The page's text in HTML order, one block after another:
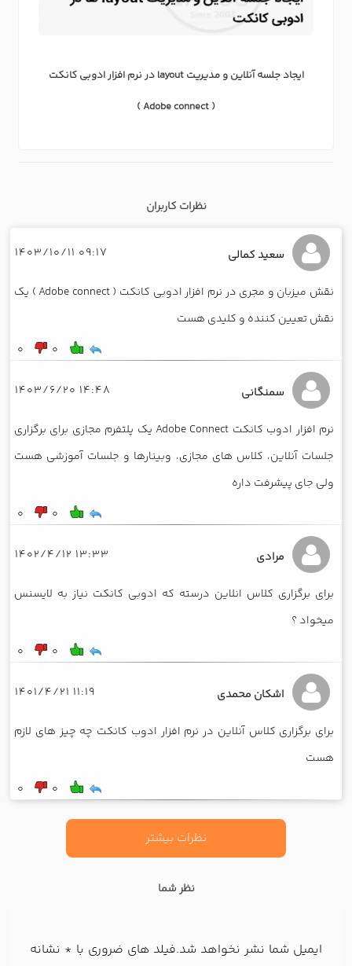
ایجاد جلسه آنلاین و مدیریت layout در نرم افزار ادوبی کانکت
( Adobe connect )
نظرات کاربران
سعید کمالی 09:17 1403/10/11
نقش میزبان و مجری در نرم افزار ادوبی کانکت ( Adobe connect ) یک
نقش تعیین کننده و کلیدی هست
0
0
سمنگانی 14:48 1403/6/20
نرم افزار ادوب کانکت Adobe Connect یک پلتفرم مجازی برای برگزاری
جلسات آنلاین، کلاس های مجازی، وبینارها و جلسات آموزشی هست
ولی جای پیشرفت داره
0
0
مرادی 13:33 1402/4/12
برای برگزاری کلاس انلاین درسته که ادوبی کانکت نیاز به لایسنس
میخواد ؟
0
0
اشکان محمدی 11:19 1401/4/21
برای برگزاری کلاس آنلاین در نرم افزار ادوب کانکت چه چیز های لازم
هست
0
0
نظرات بیشتر
نظر شما
ایمیل شما نشر نخواهد شد.فیلد های ضروری با * نشانه